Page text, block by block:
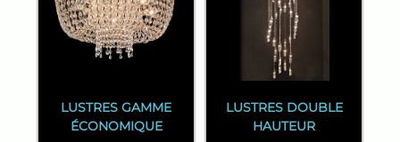
LUSTRES GAMME
ÉCONOMIQUE
LUSTRES DOUBLE
HAUTEUR